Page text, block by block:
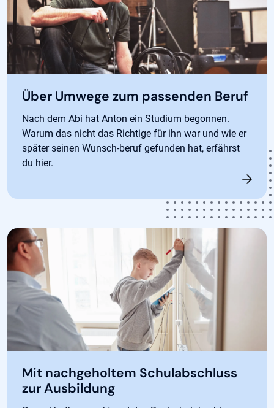
Über Umwege zum passenden Beruf
Nach dem Abi hat Anton ein Studium begonnen.
Warum das nicht das Richtige für ihn war und wie er
später seinen Wunsch-beruf gefunden hat, erfährst
du hier.
Mit nachgeholtem Schulabschluss
zur Ausbildung